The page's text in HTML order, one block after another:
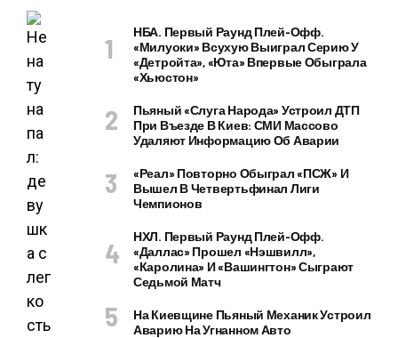
НБА. Первый Раунд Плей-Офф.
«Милуоки» Всухую Выиграл Серию У
«Детройта», «Юта» Впервые Обыграла
«Хьюстон»
Пьяный «слуга Народа» Устроил ДТП
При Въезде В Киев: СМИ Массово
Удаляют Информацию Об Аварии
«Реал» Повторно Обыграл «ПСЖ» И
Вышел В Четвертьфинал Лиги
Чемпионов
НХЛ. Первый Раунд Плей-Офф.
«Даллас» Прошел «Нэшвилл»,
«Каролина» И «Вашингтон» Сыграют
Седьмой Матч
На Киевщине Пьяный Механик Устроил
Аварию На Угнанном Авто